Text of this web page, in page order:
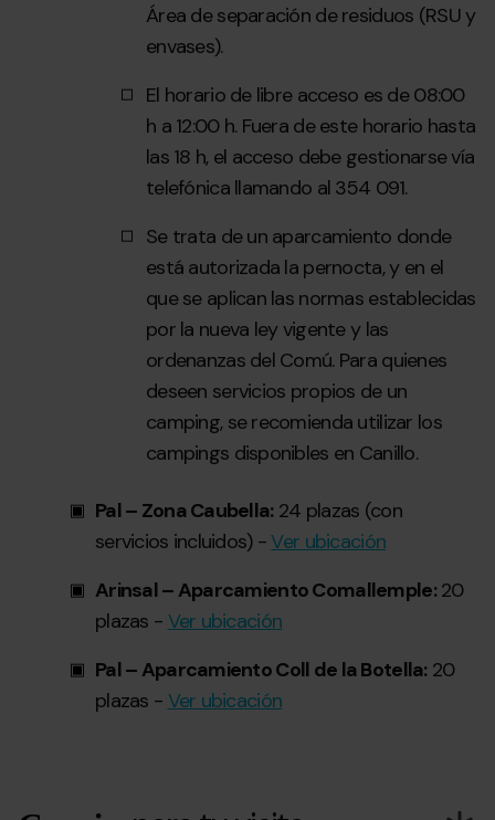
Área de separación de residuos (RSU y
envases).
El horario de libre acceso es de 08:00
h a 12:00 h. Fuera de este horario hasta
las 18 h, el acceso debe gestionarse vía
telefónica llamando al 354 091.
Se trata de un aparcamiento donde
está autorizada la pernocta, y en el
que se aplican las normas establecidas
por la nueva ley vigente y las
ordenanzas del Comú. Para quienes
deseen servicios propios de un
camping, se recomienda utilizar los
campings disponibles en Canillo.
Pal – Zona Caubella:24 plazas (con
servicios incluidos) -Ver ubicación
Arinsal – Aparcamiento Comallemple:20
plazas - Ver ubicación
Pal – Aparcamiento Coll de la Botella:20
plazas - Ver ubicación